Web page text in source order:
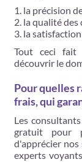
la précision
la qualité des
la
Tout ceci fait
découvrir le
Pour quelles
frais, qui
Les
gratuit pour
d'apprécier
experts